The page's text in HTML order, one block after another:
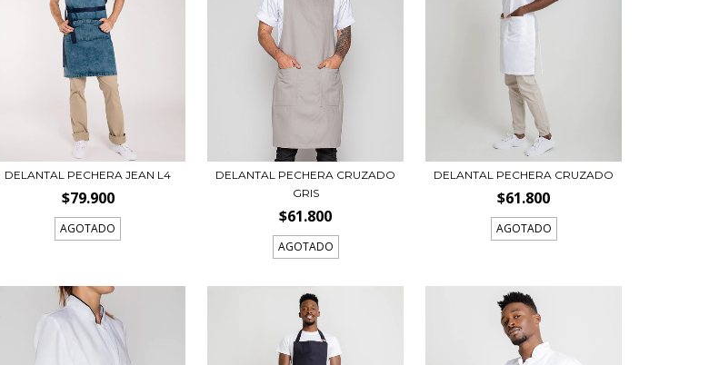
DELANTAL PECHERA JEAN L4
$79.900
AGOTADO
DELANTAL PECHERA CRUZADO
GRIS
$61.800
AGOTADO
DELANTAL PECHERA CRUZADO
$61.800
AGOTADO